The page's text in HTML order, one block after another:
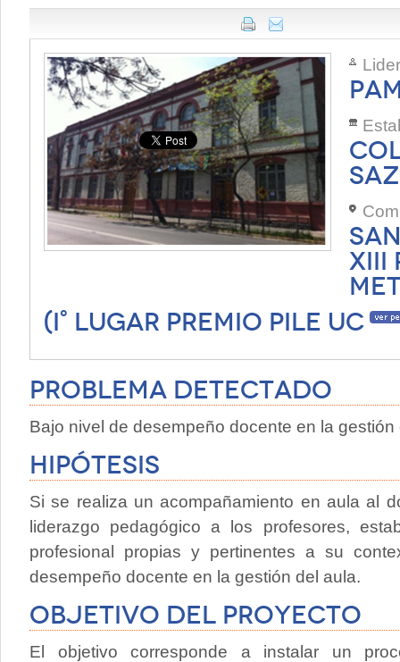
XIII
(I° LUGAR PREMIO PILE UC
Problema Detectado
Bajo nivel de desempeño docente en la gestión
Hipótesis
Si se realiza un acompañamiento en aula al
liderazgo pedagógico a los profesores,
profesional propias y pertinentes a su
desempeño docente en la gestión del aula.
Objetivo del proyecto
El objetivo corresponde a instalar un